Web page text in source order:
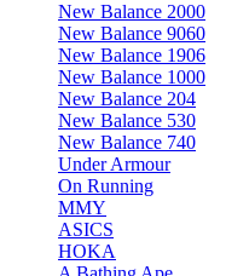
New Balance 2000
New Balance 9060
New Balance 1906
New Balance 1000
New Balance 204
New Balance 530
New Balance 740
Under Armour
On Running
MMY
ASICS
HOKA